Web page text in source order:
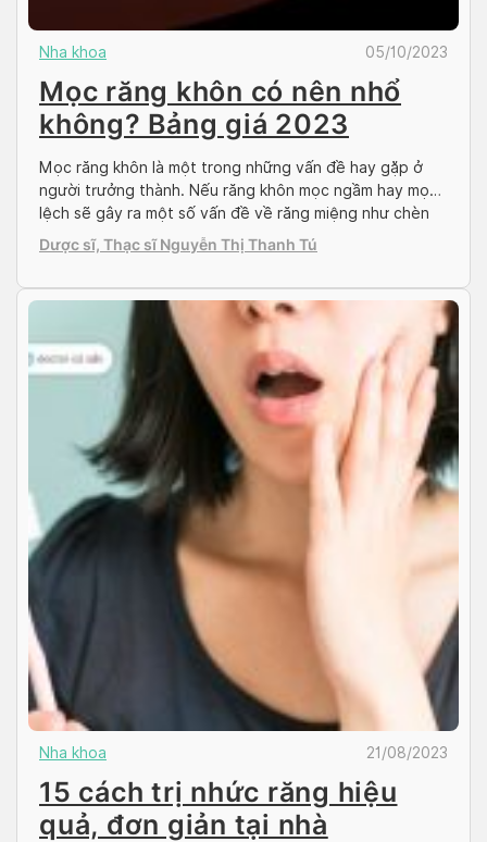
Nha khoa 05/10/2023
Mọc răng khôn có nên nhổ
không? Bảng giá 2023
Mọc răng khôn là một trong những vấn đề hay gặp ở
người trưởng thành. Nếu răng khôn mọc ngầm hay mọc
lệch sẽ gây ra một số vấn đề về răng miệng như chèn
ép các răng bên cạnh, sưng tấy, nhiễm trùng hay mắc
các bệnh về răng miệng như sưng nướu, viêm […]
Dược sĩ, Thạc sĩ Nguyễn Thị Thanh Tú
Nha khoa 21/08/2023
15 cách trị nhức răng hiệu
quả, đơn giản tại nhà